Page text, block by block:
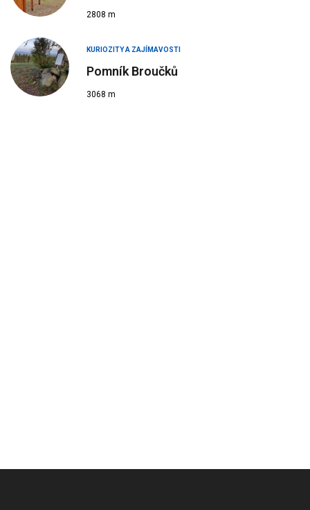
2808 m
KURIOZITY A ZAJÍMAVOSTI
Pomník Broučků
3068 m